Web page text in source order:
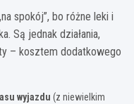
spokój”, bo różne leki i
Są jednak działania,
– kosztem dodatkowego
wyjazdu (z niewielkim